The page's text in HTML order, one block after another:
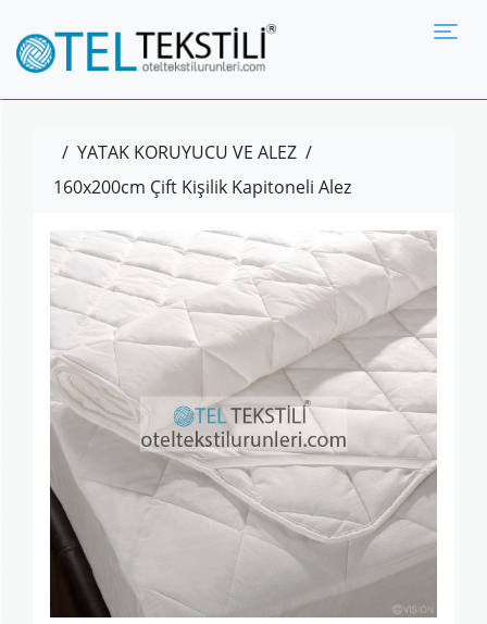
/ YATAK KORUYUCU VE ALEZ /
160x200cm Çift Kişilik Kapitoneli Alez